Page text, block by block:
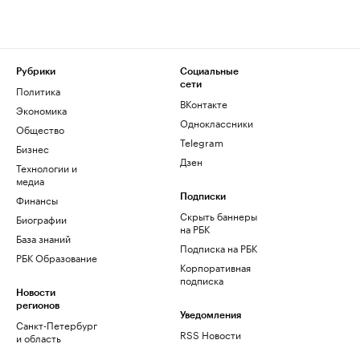
Рубрики
Политика
Экономика
Общество
Бизнес
Технологии и
медиа
Финансы
Биографии
База знаний
РБК Образование
Новости
регионов
Санкт-Петербург
и область
Социальные
сети
ВКонтакте
Одноклассники
Telegram
Дзен
Подписки
Скрыть баннеры
на РБК
Подписка на РБК
Корпоративная
подписка
Уведомления
RSS Новости